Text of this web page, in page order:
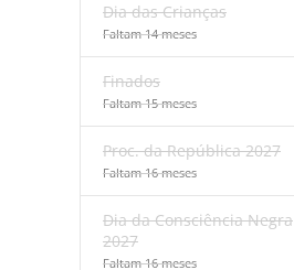
Dia das Crianças
Faltam 14 meses
Finados
Faltam 15 meses
Proc. da República 2027
Faltam 16 meses
Dia da Consciência Negra
2027
Faltam 16 meses